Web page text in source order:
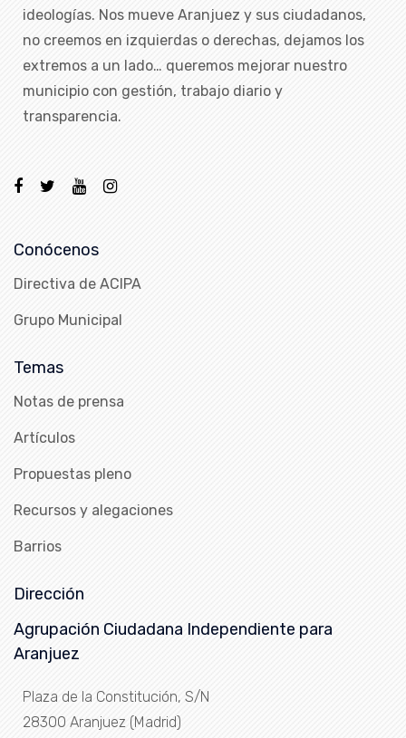
ideologías. Nos mueve Aranjuez y sus ciudadanos,
no creemos en izquierdas o derechas, dejamos los
extremos a un lado… queremos mejorar nuestro
municipio con gestión, trabajo diario y
transparencia.
Conócenos
Directiva de ACIPA
Grupo Municipal
Temas
Notas de prensa
Artículos
Propuestas pleno
Recursos y alegaciones
Barrios
Dirección
Agrupación Ciudadana Independiente para
Aranjuez
Plaza de la Constitución, S/N
28300 Aranjuez (Madrid)